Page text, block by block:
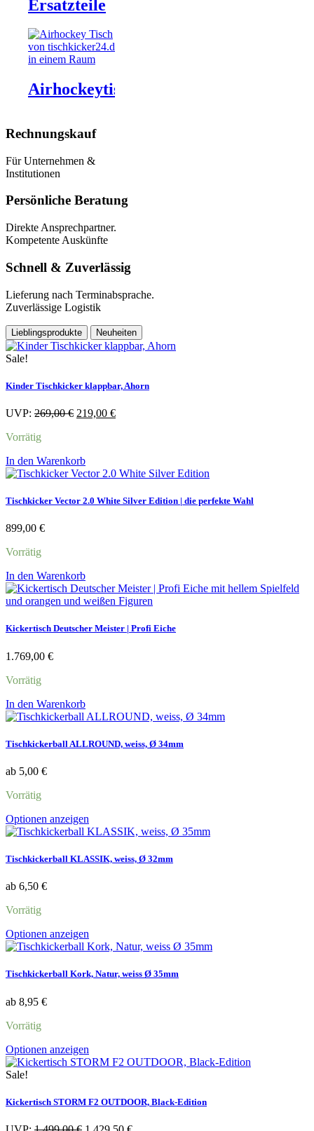
Ersatzteile
Airhockeytische
Rechnungskauf
Für Unternehmen &
Institutionen
Persönliche Beratung
Direkte Ansprechpartner.
Kompetente Auskünfte
Schnell & Zuverlässig
Lieferung nach Terminabsprache.
Zuverlässige Logistik
Lieblingsprodukte Neuheiten
Sale!
Kinder Tischkicker klappbar, Ahorn
UVP: 269,00€ Ursprünglicher
219,00 €Aktueller
Vorrätig
In den Warenkorb
Tischkicker Vector 2.0 White Silver Edition | die perfekte Wahl
899,00 €
Vorrätig
In den Warenkorb
Kickertisch Deutscher Meister | Profi Eiche
1.769,00 €
Vorrätig
In den Warenkorb
Tischkickerball ALLROUND, weiss, Ø 34mm
ab 5,00 €
Vorrätig
Optionen anzeigen
Produkt
mehrere
der
gewählt
werden
Tischkickerball KLASSIK, weiss, Ø 32mm
ab 6,50 €
Vorrätig
Optionen anzeigen
Produkt
mehrere
der
werden
Tischkickerball Kork, Natur, weiss Ø 35mm
ab 8,95 €
Vorrätig
Optionen anzeigen
Produkt
Varianten
Die
Sale!
Kickertisch STORM F2 OUTDOOR, Black-Edition
UrsprünglicherAktueller